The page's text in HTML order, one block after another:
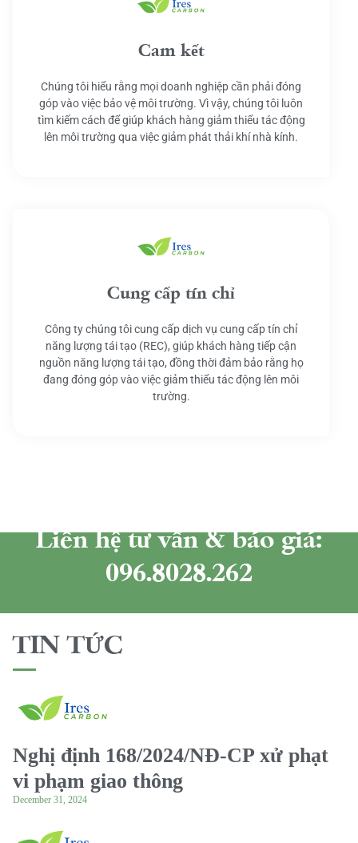
Cam kết
Chúng tôi hiểu rằng mọi doanh nghiệp cần phải đóng
góp vào việc bảo vệ môi trường. Vì vậy, chúng tôi luôn
tìm kiếm cách để giúp khách hàng giảm thiểu tác động
lên môi trường qua việc giảm phát thải khí nhà kính.
Cung cấp tín chỉ
Công ty chúng tôi cung cấp dịch vụ cung cấp tín chỉ
năng lượng tái tạo (REC), giúp khách hàng tiếp cận
nguồn năng lượng tái tạo, đồng thời đảm bảo rằng họ
đang đóng góp vào việc giảm thiểu tác động lên môi
trường.
Liên hệ tư vấn & báo giá:
096.8028.262
TIN TỨC
Nghị định 168/2024/NĐ-CP xử phạt
vi phạm giao thông
December 31, 2024